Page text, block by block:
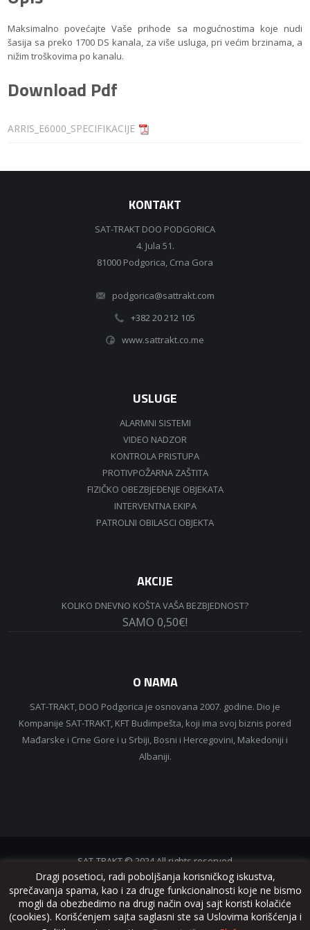
Maksimalno povećajte Vaše prihode sa mogućnostima koje nudi
šasija sa preko 1700 DS kanala, za više usluga, pri većim brzinama, a
nižim troškovima po kanalu.
Download Pdf
ARRIS_E6000_SPECIFIKACIJE
KONTAKT
SAT-TRAKT DOO PODGORICA
4. Jula 51.
81000 Podgorica, Crna Gora
podgorica@sattrakt.com
+382 20 212 105
www.sattrakt.co.me
USLUGE
ALARMNI SISTEMI
VIDEO NADZOR
KONTROLA PRISTUPA
PROTIVPOŽARNA ZAŠTITA
FIZIČKO OBEZBJEĐENJE OBJEKATA
INTERVENTNA EKIPA
PATROLNI OBILASCI OBJEKTA
AKCIJE
KOLIKO DNEVNO KOŠTA VAŠA BEZBJEDNOST?
SAMO 0,50€!
O NAMA
SAT-TRAKT, DOO Podgorica je osnovana 2007. godine. Dio je
Kompanije SAT-TRAKT, KFT Budimpešta, koji ima svoj biznis pored
Mađarske i Crne Gore i u Srbiji, Bosni i Hercegovini, Makedoniji i
Albaniji.
SAT-TRAKT © 2024 All rights reserved
www.sattrakt.com
Dragi posetioci, radi poboljšanja korisničkog iskustva,
sprečavanja spama, kao i za druge funkcionalnosti koje ne bismo
mogli da obezbedimo na drugi način ovaj sajt koristi kolačiće
(cookies). Korišćenjem sajta saglasni ste sa Uslovima korišćenja i